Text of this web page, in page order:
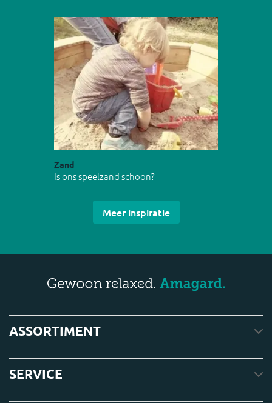
Zand
Is ons speelzand schoon?
Meer inspiratie
ASSORTIMENT
SERVICE